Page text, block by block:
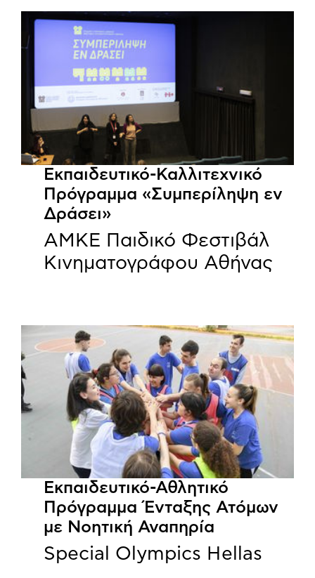
Εκπαιδευτικό-Καλλιτεχνικό
Πρόγραμμα «Συμπερίληψη εν
Δράσει»
ΑΜΚΕ Παιδικό Φεστιβάλ
Κινηματογράφου Αθήνας
Εκπαιδευτικό-Αθλητικό
Πρόγραμμα Ένταξης Ατόμων
με Νοητική Αναπηρία
Special Olympics Hellas